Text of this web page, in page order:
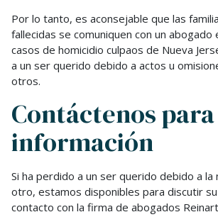
Por lo tanto, es aconsejable que las
fallecidas se comuniquen con un
casos de homicidio culpaos de Nueva
a un ser querido debido a actos u
otros.
Contáctenos
información
Si ha perdido a un ser querido debido a la
otro, estamos disponibles para discutir
contacto con la firma de abogados